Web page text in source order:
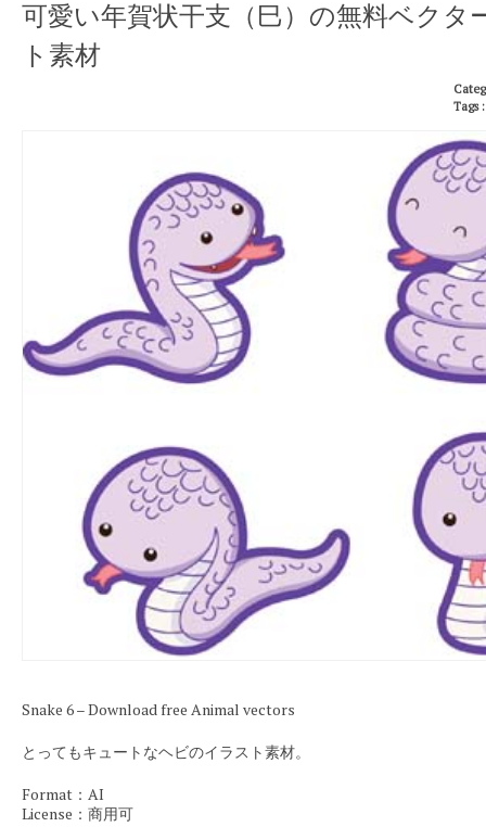
可愛い年賀状干支（巳）の無料ベクタ
ト素材
Tags
Snake 6 – Download free Animal vectors
とってもキュートなヘビのイラスト素材。
Format：AI
License：商用可